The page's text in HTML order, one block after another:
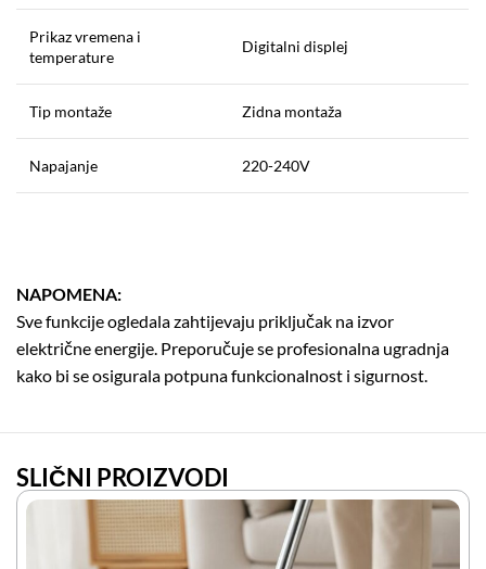
Prikaz vremena i
temperature
Digitalni displej
Tip montaže Zidna montaža
Napajanje 220-240V
NAPOMENA:
Sve funkcije ogledala zahtijevaju priključak na izvor
električne energije. Preporučuje se profesionalna ugradnja
kako bi se osigurala potpuna funkcionalnost i sigurnost.
SLIČNI PROIZVODI